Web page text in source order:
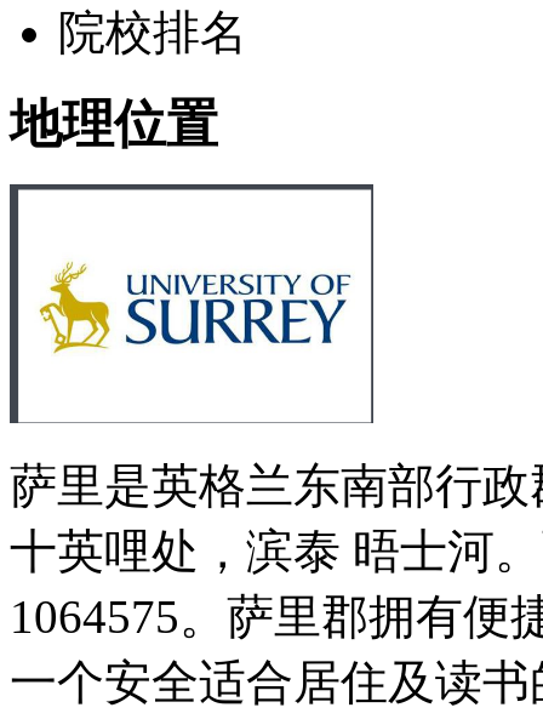
院校排名
地理位置
萨里是英格兰东南部行
十英哩处，滨泰 晤士河
1064575。萨里郡拥有便
一个安全适合居住及读